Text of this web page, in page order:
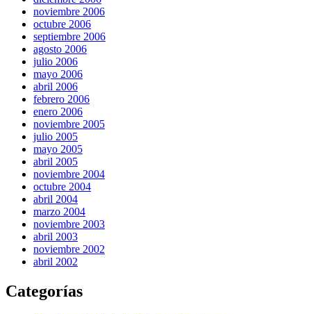
noviembre 2006
octubre 2006
septiembre 2006
agosto 2006
julio 2006
mayo 2006
abril 2006
febrero 2006
enero 2006
noviembre 2005
julio 2005
mayo 2005
abril 2005
noviembre 2004
octubre 2004
abril 2004
marzo 2004
noviembre 2003
abril 2003
noviembre 2002
abril 2002
Categorías